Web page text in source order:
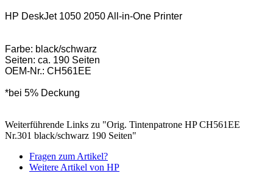
HP DeskJet 1050 2050 All-in-One Printer
Farbe: black/schwarz
Seiten: ca. 190 Seiten
OEM-Nr.: CH561EE
*bei 5% Deckung
Weiterführende Links zu "Orig. Tintenpatrone HP CH561EE
Nr.301 black/schwarz 190 Seiten"
Fragen zum Artikel?
Weitere Artikel von HP